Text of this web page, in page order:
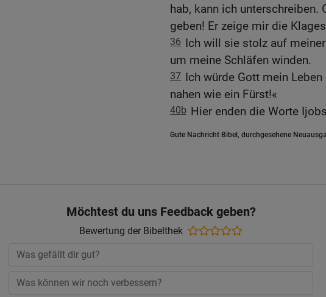
hab, kann ich
geben! Er zeige mir die
36 Ich will sie stolz auf
um meine Schläfen winden.
37 Ich würde Gott mein
nahen wie ein Fürst!«
40b Hier enden die Worte
Gute Nachricht Bibel, durchgesehene
Möchtest du uns Feedback geben?
Bewertung der Bibelthek